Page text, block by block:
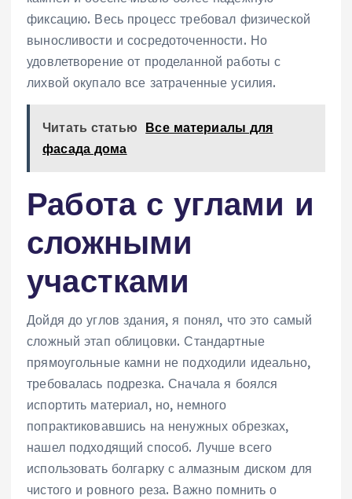
фиксацию. Весь процесс требовал физической
выносливости и сосредоточенности. Но
удовлетворение от проделанной работы с
лихвой окупало все затраченные усилия.
Читать статью Все материалы для
фасада дома
Работа с углами и
сложными
участками
Дойдя до углов здания, я понял, что это самый
сложный этап облицовки. Стандартные
прямоугольные камни не подходили идеально,
требовалась подрезка. Сначала я боялся
испортить материал, но, немного
попрактиковавшись на ненужных обрезках,
нашел подходящий способ. Лучше всего
использовать болгарку с алмазным диском для
чистого и ровного реза. Важно помнить о